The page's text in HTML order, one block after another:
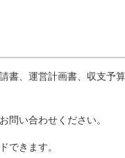
書、運営計画書、収支予
問い合わせください。
できます。